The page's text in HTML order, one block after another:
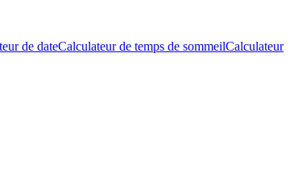
de dateCalculateur de temps de sommeilCalculateur